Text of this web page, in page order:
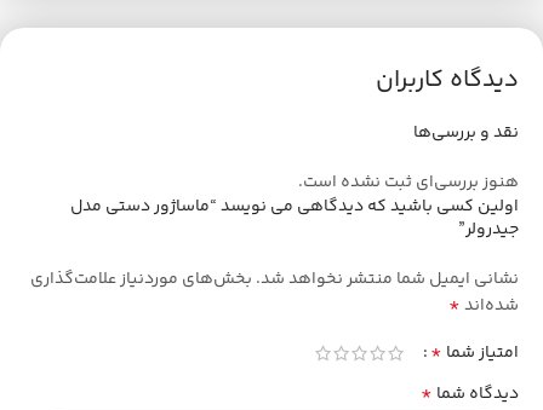
دیدگاه کاربران
نقد و بررسی‌ها
هنوز بررسی‌ای ثبت نشده است.
اولین کسی باشید که دیدگاهی می نویسد “ماساژور دستی مدل
جیدرولر”
نشانی ایمیل شما منتشر نخواهد شد. بخش‌های موردنیاز علامت‌گذاری
شده‌اند*
امتیاز شما *
دیدگاه شما *